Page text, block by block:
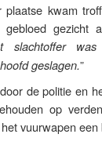
kwam
gezicht
slachtoffer
geslagen.”
de politie en
op
vuurwapen